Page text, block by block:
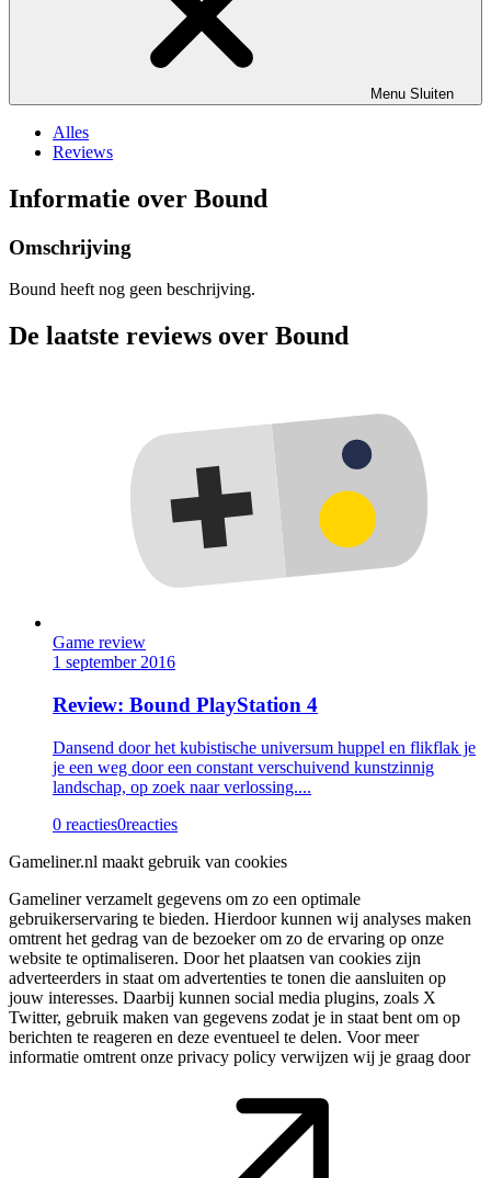
Menu Sluiten
Alles
Reviews
Informatie over Bound
Omschrijving
Bound heeft nog geen beschrijving.
De laatste reviews over Bound
Game review
1 september 2016
Review: Bound PlayStation 4
Dansend door het kubistische universum huppel en flikflak je
je een weg door een constant verschuivend kunstzinnig
landschap, op zoek naar verlossing....
0 reacties0reacties
Gameliner.nl maakt gebruik van cookies
Gameliner verzamelt gegevens om zo een optimale
gebruikerservaring te bieden. Hierdoor kunnen wij analyses maken
omtrent het gedrag van de bezoeker om zo de ervaring op onze
website te optimaliseren. Door het plaatsen van cookies zijn
adverteerders in staat om advertenties te tonen die aansluiten op
jouw interesses. Daarbij kunnen social media plugins, zoals X
Twitter, gebruik maken van gegevens zodat je in staat bent om op
berichten te reageren en deze eventueel te delen. Voor meer
informatie omtrent onze privacy policy verwijzen wij je graag door